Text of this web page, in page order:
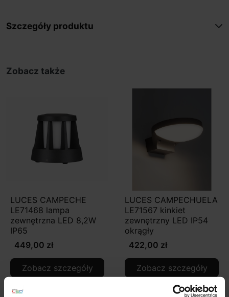
Szczegóły produktu
Zobacz także
LUCES CAMPECHE
LE71468 lampa
zewnętrzna LED 8,2W
IP65
449,00 zł
Zobacz szczegóły
LUCES CAMPECHUELA
LE71567 kinkiet
zewnętrzny LED IP54
okrągły
422,00 zł
Zobacz szczegóły